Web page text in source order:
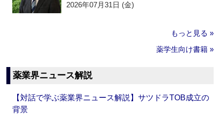
2026年07月31日 (金)
もっと見る »
薬学生向け書籍 »
薬業界ニュース解説
【対話で学ぶ薬業界ニュース解説】サツドラTOB成立の
背景